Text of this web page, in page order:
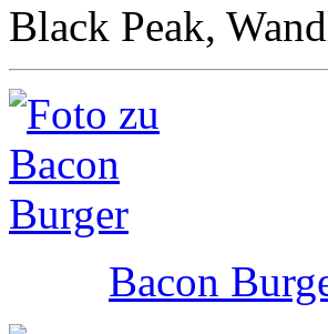
Black Peak,
Bacon